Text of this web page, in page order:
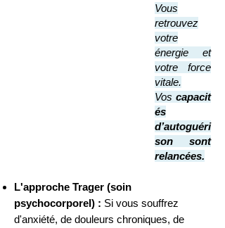
Vous
retrouvez
votre
énergie et
votre force
vitale.
Vos capacit
és
d’autoguéri
son sont
relancées.
L'approche Trager (soin
psychocorporel) : Si vous souffrez
d'anxiété, de douleurs chroniques, de